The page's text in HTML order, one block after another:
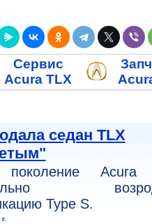
Сервис
Acura TLX
седан TLX
поколение Acura
Type S.